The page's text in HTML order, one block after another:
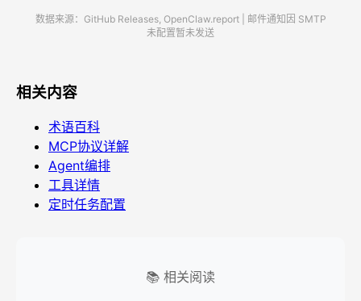
数据来源：GitHub Releases, OpenClaw.report | 邮件通知因 SMTP
未配置暂未发送
相关内容
术语百科
MCP协议详解
Agent编排
工具详情
定时任务配置
📚 相关阅读